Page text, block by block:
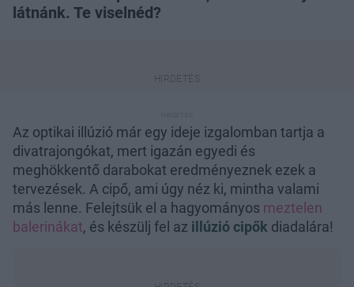
látnánk. Te viselnéd?
Az optikai illúzió már egy ideje izgalomban tartja a
divatrajongókat, mert igazán egyedi és
meghökkentő darabokat eredményeznek ezek a
tervezések. A cipő, ami úgy néz ki, mintha valami
más lenne. Felejtsük el a hagyományos meztelen
balerinákat, és készülj fel az illúzió cipők diadalára!